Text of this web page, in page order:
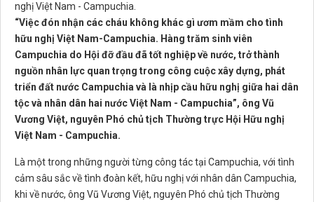
nghị Việt Nam - Campuchia.
“Việc đón nhận các cháu không khác gì ươm mầm cho tình
hữu nghị Việt Nam-Campuchia. Hàng trăm sinh viên
Campuchia do Hội đỡ đầu đã tốt nghiệp về nước, trở thành
nguồn nhân lực quan trọng trong công cuộc xây dựng, phát
triển đất nước Campuchia và là nhịp cầu hữu nghị giữa hai dân
tộc và nhân dân hai nước Việt Nam - Campuchia”, ông Vũ
Vương Việt, nguyên Phó chủ tịch Thường trực Hội Hữu nghị
Việt Nam - Campuchia.
Là một trong những người từng công tác tại Campuchia, với tình
cảm sâu sắc về tình đoàn kết, hữu nghị với nhân dân Campuchia,
khi về nước, ông Vũ Vương Việt, nguyên Phó chủ tịch Thường